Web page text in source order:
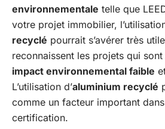
environnementale telle que
votre projet immobilier,
recyclé pourrait s’avérer très
reconnaissent les projets qui
impact environnemental faible
L’utilisation d’aluminium recyclé
comme un facteur important
certification.